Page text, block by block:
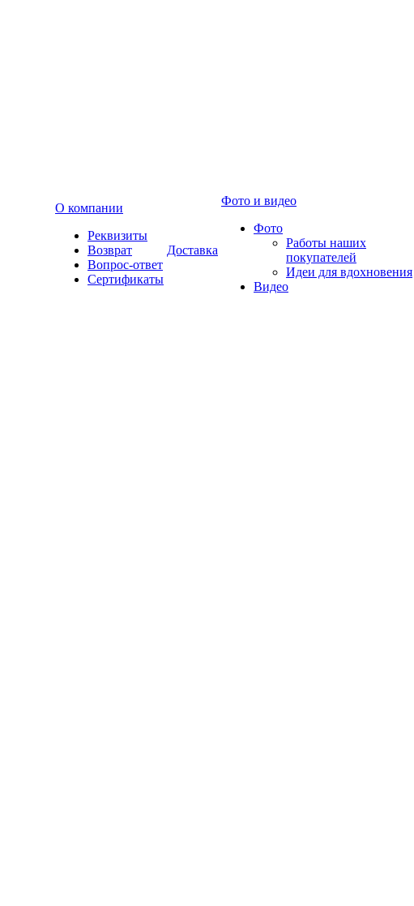
О компании
Реквизиты
Возврат
Вопрос-ответ
Сертификаты
Доставка
Фото и видео
Фото
Работы наших
покупателей
Идеи для вдохновения
Видео